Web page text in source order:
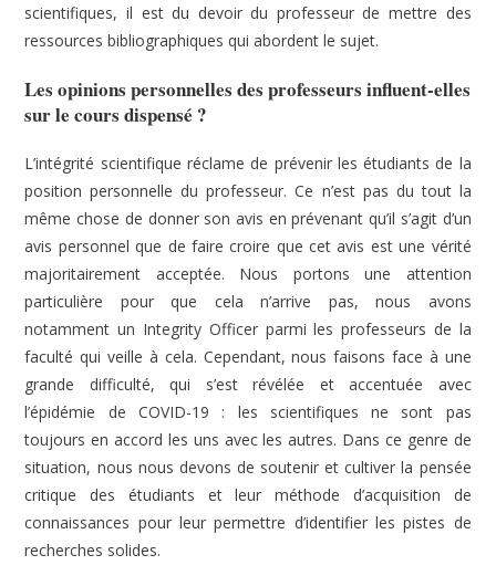
scientifiques, il est du devoir du professeur de mettre des
ressources bibliographiques qui abordent le sujet.
Les opinions personnelles des professeurs influent-elles
sur le cours dispensé ?
L’intégrité scientifique réclame de prévenir les étudiants de la
position personnelle du professeur. Ce n’est pas du tout la
même chose de donner son avis en prévenant qu’il s’agit d’un
avis personnel que de faire croire que cet avis est une vérité
majoritairement acceptée. Nous portons une attention
particulière pour que cela n’arrive pas, nous avons
notamment un Integrity Officer parmi les professeurs de la
faculté qui veille à cela. Cependant, nous faisons face à une
grande difficulté, qui s’est révélée et accentuée avec
l’épidémie de COVID-19 : les scientifiques ne sont pas
toujours en accord les uns avec les autres. Dans ce genre de
situation, nous nous devons de soutenir et cultiver la pensée
critique des étudiants et leur méthode d’acquisition de
connaissances pour leur permettre d’identifier les pistes de
recherches solides.